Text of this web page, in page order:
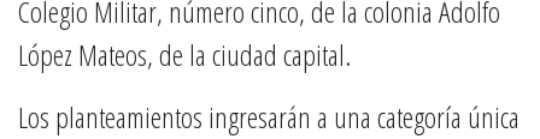
Colegio Militar, número cinco, de la colonia Adolfo
López Mateos, de la ciudad capital.
Los planteamientos ingresarán a una categoría única